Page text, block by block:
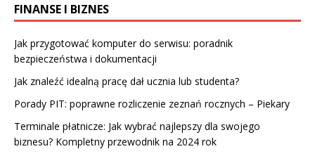
FINANSE I BIZNES
Jak przygotować komputer do serwisu: poradnik
bezpieczeństwa i dokumentacji
Jak znaleźć idealną pracę dał ucznia lub studenta?
Porady PIT: poprawne rozliczenie zeznań rocznych – Piekary
Terminale płatnicze: Jak wybrać najlepszy dla swojego
biznesu? Kompletny przewodnik na 2024 rok